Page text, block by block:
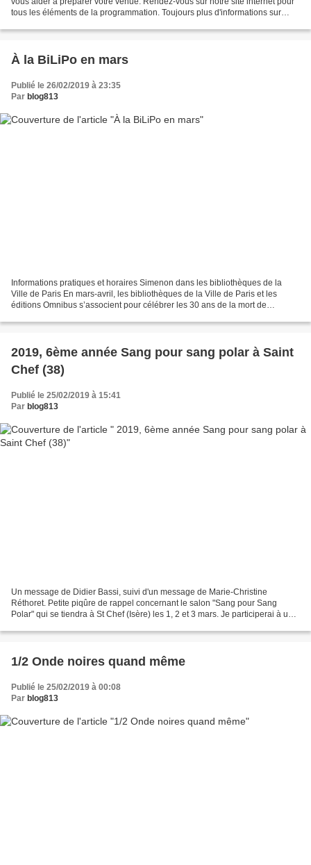
tous les éléments de la programmation. Toujours plus d'informations sur
À la BiLiPo en mars
Publié le 26/02/2019 à 23:35
Par blog813
Informations pratiques et horaires Simenon dans les bibliothèques de la
Ville de Paris En mars-avril, les bibliothèques de la Ville de Paris et les
éditions Omnibus s’associent pour célébrer les 30 ans de la mort de
2019, 6ème année Sang pour sang polar à Saint
Chef (38)
Publié le 25/02/2019 à 15:41
Par blog813
Un message de Didier Bassi, suivi d'un message de Marie-Christine
Réthoret. Petite piqûre de rappel concernant le salon "Sang pour Sang
Polar" qui se tiendra à St Chef (Isère) les 1, 2 et 3 mars. Je participerai à une
1/2 Onde noires quand même
Publié le 25/02/2019 à 00:08
Par blog813